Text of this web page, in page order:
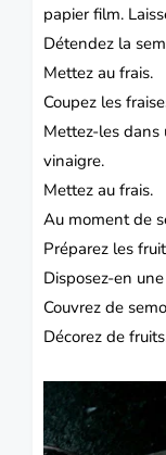
papier film.
Détendez la
Mettez au frais.
Coupez les
Mettez-les dans
vinaigre.
Mettez au frais.
Au moment de
Préparez les
Disposez-en
Couvrez de
Décorez de